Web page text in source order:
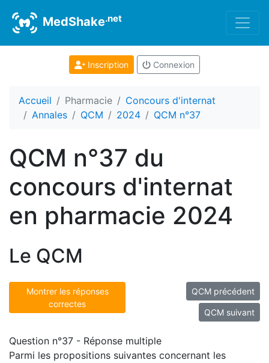
MedShake.net
Inscription Connexion
Accueil Pharmacie
Concours d'internat
Annales
QCM 2024 QCM n°37
QCM n°37 du
concours d'internat
en pharmacie 2024
Le QCM
Montrer les réponses
correctes
QCM précédent
QCM suivant
Question n°37 - Réponse multiple
Parmi les propositions suivantes concernant les